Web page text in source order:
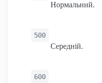
Нормальний.
500
Середній.
600